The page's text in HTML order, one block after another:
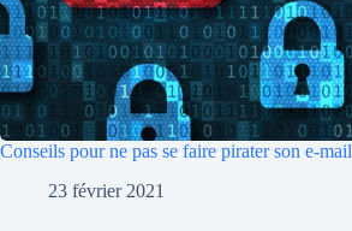
Conseils pour ne pas se faire pirater son e-mail
23 février 2021